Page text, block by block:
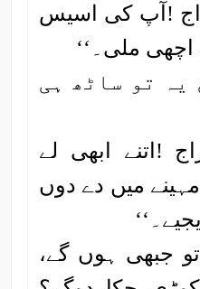
!آپ کی اسیس
ملی۔‘‘
یہ تو ساٹھ ہی
!اتنے ابھی لے
مہینے میں دے دوں
جبھی ہوں گے،